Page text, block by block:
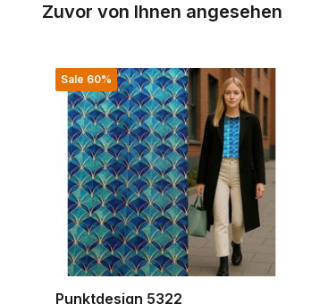
Zuvor von Ihnen angesehen
Sale 60%
Punktdesign 5322